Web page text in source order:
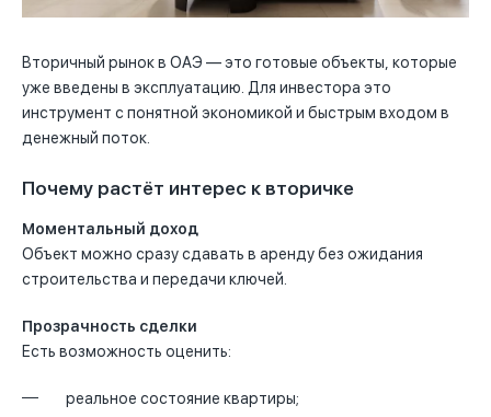
Вторичный рынок в ОАЭ — это готовые объекты, которые
уже введены в эксплуатацию. Для инвестора это
инструмент с понятной экономикой и быстрым входом в
денежный поток.
Почему растёт интерес к вторичке
Моментальный доход
Объект можно сразу сдавать в аренду без ожидания
строительства и передачи ключей.
Прозрачность сделки
Есть возможность оценить:
реальное состояние квартиры;